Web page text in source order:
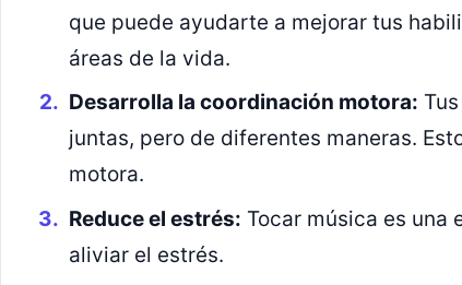
que puede ayudarte a mejorar tus
áreas de la vida.
Desarrolla la coordinación motora:
juntas, pero de diferentes maneras.
motora.
Reduce el estrés: Tocar música es una
aliviar el estrés.